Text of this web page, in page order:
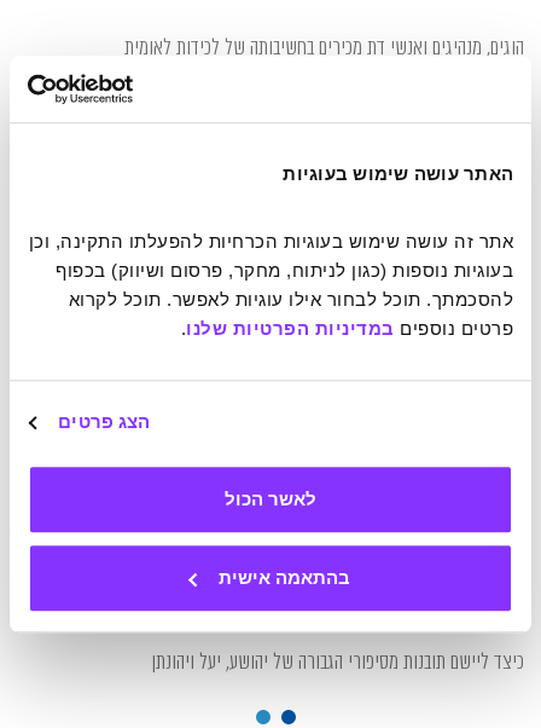
האתר עושה שימוש בעוגיות
פרטים נוספים במדיניות הפרטיות שלנו.
הצג פרטים
לאשר הכול
בהתאמה אישית
הוגים, מנהיגים ואנשי דת מכירים בחשיבותה של לכידות לאומית
כיצד ליישם תובנות מסיפורי הגבורה של יהושע, יעל ויהונתן